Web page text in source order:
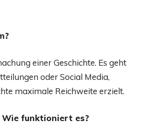
einer Geschichte. Es geht
oder Social Media,
maximale Reichweite erzielt.
funktioniert es?